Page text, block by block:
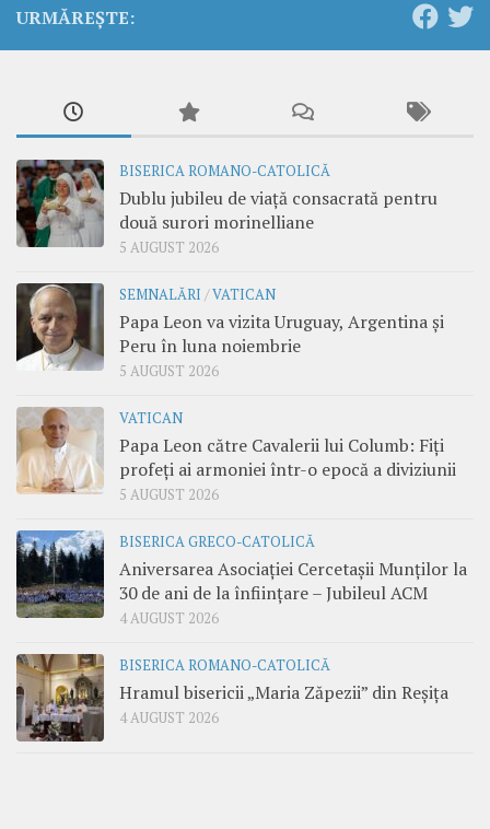
URMĂREȘTE:
BISERICA ROMANO-CATOLICĂ
Dublu jubileu de viață consacrată pentru
două surori morinelliane
5 AUGUST 2026
SEMNALĂRI /VATICAN
Papa Leon va vizita Uruguay, Argentina și
Peru în luna noiembrie
5 AUGUST 2026
VATICAN
Papa Leon către Cavalerii lui Columb: Fiți
profeți ai armoniei într-o epocă a diviziunii
5 AUGUST 2026
BISERICA GRECO-CATOLICĂ
Aniversarea Asociației Cercetașii Munților la
30 de ani de la înființare – Jubileul ACM
4 AUGUST 2026
BISERICA ROMANO-CATOLICĂ
Hramul bisericii „Maria Zăpezii” din Reșița
4 AUGUST 2026